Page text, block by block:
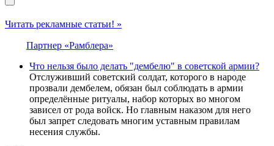
Читать рекламные статьи! »
Партнер «Рамблера»
Что нельзя было делать "дембелю" в советской армии?
Отслуживший советский солдат, которого в народе
прозвали дембелем, обязан был соблюдать в армии
определённые ритуалы, набор которых во многом
зависел от рода войск. Но главным наказом для него
был запрет следовать многим уставным правилам
несения службы.